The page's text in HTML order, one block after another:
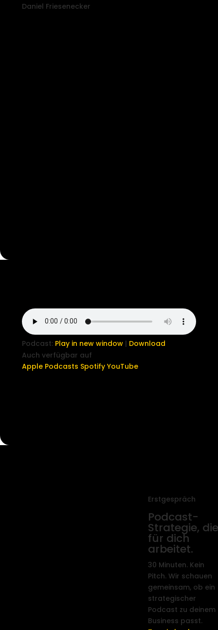
Daniel Friesenecker
Podcast: Play in new window| Download
Auch verfügbar auf
Apple Podcasts Spotify YouTube
Erstgespräch
Podcast-
Strategie, die
für dich
arbeitet.
30 Minuten. Kein
Pitch. Wir schauen
gemeinsam, ob ein
strategischer
Podcast zu deinem
Business passt.